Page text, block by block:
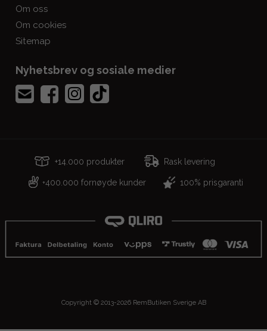
Om oss
Om cookies
Sitemap
Nyhetsbrev og sosiale medier
+14.000 produkter Rask levering
+400.000 fornøyde kunder 100% prisgaranti
Copyright © 2013-2026 RemButiken Sverige AB